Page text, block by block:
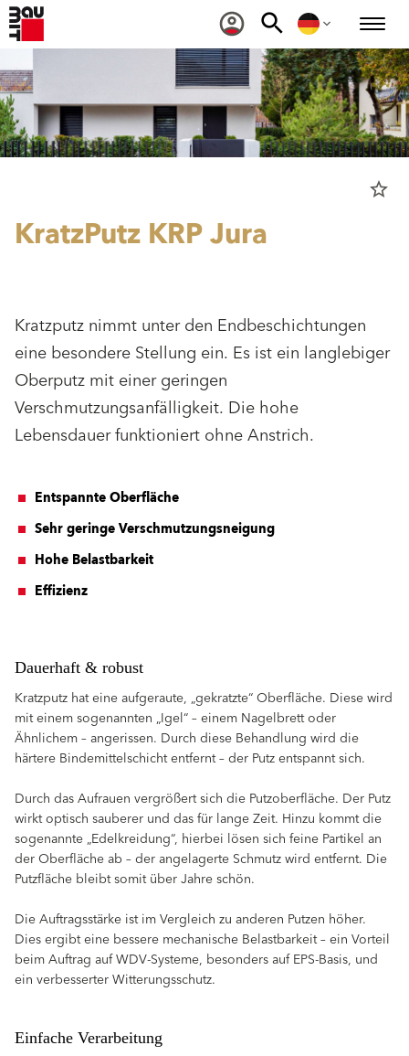
star_border
KratzPutz KRP Jura
Kratzputz nimmt unter den Endbeschichtungen
eine besondere Stellung ein. Es ist ein langlebiger
Oberputz mit einer geringen
Verschmutzungsanfälligkeit. Die hohe
Lebensdauer funktioniert ohne Anstrich.
Entspannte Oberﬂäche
Sehr geringe Verschmutzungsneigung
Hohe Belastbarkeit
Effizienz
Dauerhaft & robust
Kratzputz hat eine aufgeraute, „gekratzte“ Oberfläche. Diese wird
mit einem sogenannten „Igel“ – einem Nagelbrett oder
Ähnlichem – angerissen. Durch diese Behandlung wird die
härtere Bindemittelschicht entfernt – der Putz entspannt sich.
Durch das Aufrauen vergrößert sich die Putzoberfläche. Der Putz
wirkt optisch sauberer und das für lange Zeit. Hinzu kommt die
sogenannte „Edelkreidung“, hierbei lösen sich feine Partikel an
der Oberfläche ab – der angelagerte Schmutz wird entfernt. Die
Putzfläche bleibt somit über Jahre schön.
Die Auftragsstärke ist im Vergleich zu anderen Putzen höher.
Dies ergibt eine bessere mechanische Belastbarkeit – ein Vorteil
beim Auftrag auf WDV-Systeme, besonders auf EPS-Basis, und
ein verbesserter Witterungsschutz.
Einfache Verarbeitung